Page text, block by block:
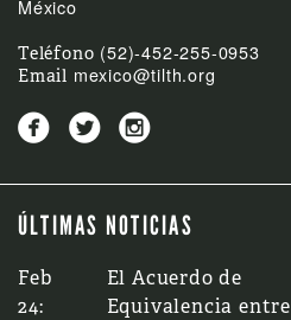
México
Teléfono (52)-452-255-0953
Email mexico@tilth.org
  
ÚLTIMAS NOTICIAS
Feb
24:
El Acuerdo de
Equivalencia entre